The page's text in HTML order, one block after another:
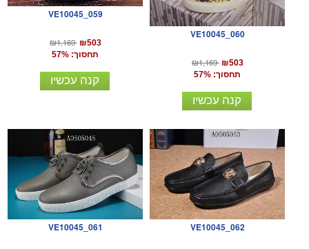
VE10045_059
₪1,169 ₪503
תחסוך: 57%
קנה עכשיו
VE10045_060
₪1,169 ₪503
תחסוך: 57%
קנה עכשיו
VE10045_061 VE10045_062